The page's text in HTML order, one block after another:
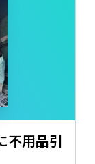
不用品引